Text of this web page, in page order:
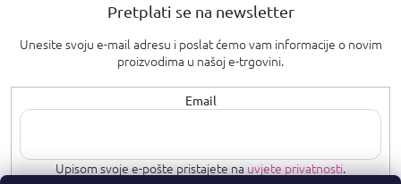
Pretplati se na newsletter
Unesite svoju e-mail adresu i poslat ćemo vam informacije o novim
proizvodima u našoj e-trgovini.
Email
Upisom svoje e-pošte pristajete nauvjete privatnosti.